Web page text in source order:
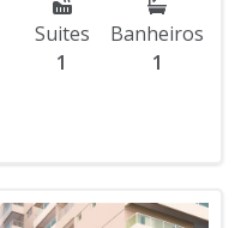
Sauna, Salão de
Kids, Garage Band,
Churrasqueira
verificar entrando em
Suites
1
Banheiros
1